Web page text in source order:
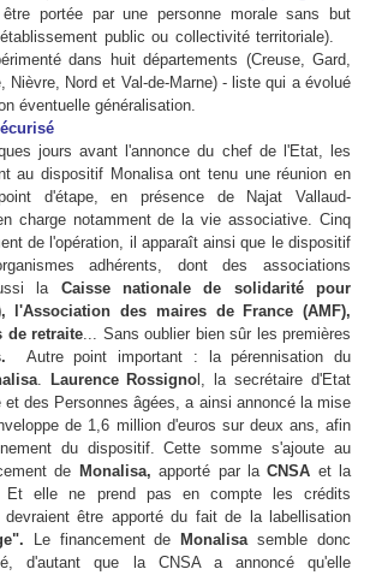
portée par une personne morale sans but
public ou collectivité territoriale).
dans huit départements (Creuse, Gard,
Nièvre, Nord et Val-de-Marne) - liste qui a évolué
éventuelle généralisation.
jours avant l'annonce du chef de l'Etat, les
au dispositif Monalisa ont tenu une réunion en
d'étape, en présence de Najat Vallaud-
charge notamment de la vie associative. Cinq
de l'opération, il apparaît ainsi que le dispositif
adhérents, dont des associations
la Caisse nationale de solidarité pour
l'Association des maires de France (AMF),
de retraite... Sans oublier bien sûr les premières
Autre point important : la pérennisation du
. Laurence Rossigno l, la secrétaire d'Etat
et des Personnes âgées, a ainsi annoncé la mise
de 1,6 million d'euros sur deux ans, afin
du dispositif. Cette somme s'ajoute au
de Monalisa, apporté par laCNSA et la
Et elle ne prend pas en compte les crédits
devraient être apporté du fait de la labellisation
Le financement de Monalisasemble donc
d'autant que la CNSA a annoncé qu'elle